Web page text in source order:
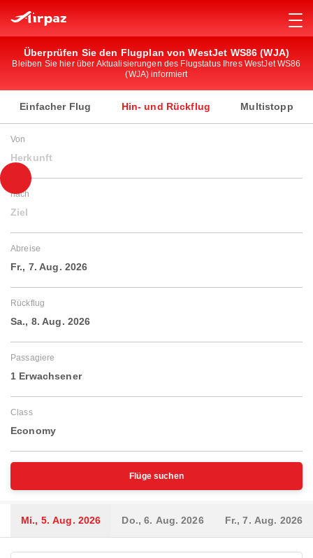
Überprüfen Sie den Flugplan von WestJet WS86 (WJA)
Bleiben Sie hier über Aktualisierungen des Flugstatus Ihres WestJet WS86
(WJA) informiert
Einfacher Flug Hin- und Rückflug Multistopp
Von
Herkunft
nach
Ziel
Abreise
Fr., 7. Aug. 2026
Rückflug
Sa., 8. Aug. 2026
Passagiere
1 Erwachsener
Class
Economy
Flüge suchen
Mi., 5. Aug. 2026 Do., 6. Aug. 2026 Fr., 7. Aug. 2026